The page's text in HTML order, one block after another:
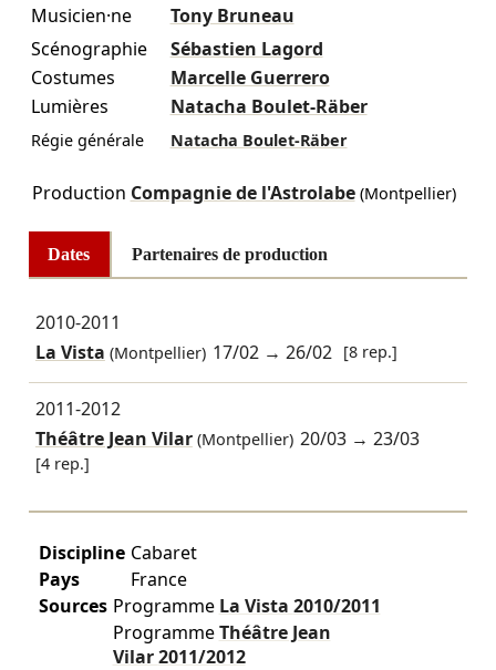
Musicien·ne
Tony Bruneau
Scénographie
Sébastien Lagord
Costumes
Marcelle Guerrero
Lumières
Natacha Boulet-Räber
Régie générale Natacha Boulet-Räber
Production Compagnie de l'Astrolabe(Montpellier)
Dates Partenaires de production
2010-2011
La Vista (Montpellier) 17/02 →26/02 [8 rep.]
2011-2012
Théâtre Jean Vilar(Montpellier) 20/03 →23/03
[4 rep.]
Discipline Cabaret
Pays
France
Sources Programme La Vista 2010/2011
ProgrammeThéâtre Jean
Vilar2011/2012